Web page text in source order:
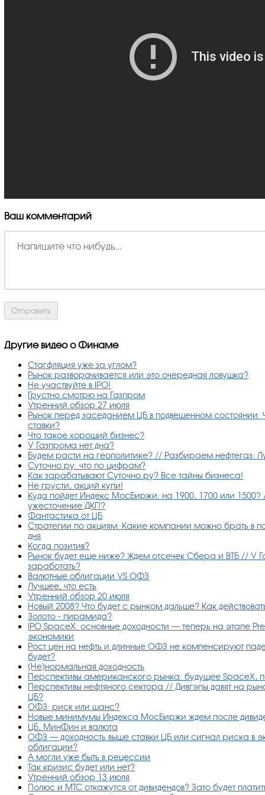
Ваш комментарий
Другие видео о Финаме
Стагфляция уже за углом?
Рынок разворачивается или это очередная ловушка?
Не участвуйте в IPO!
Грустно смотрю на Газпром
Утренний обзор 27 июля
Рынок перед заседанием ЦБ в подвешенном
ставки?
Что такое хороший бизнес?
У Газпрома нет дна?
Будем расти на геополитике? // Разбираем нефтегаз:
Суточно.ру: что по цифрам?
Как зарабатывают Суточно.ру? Все тайны бизнеса!
Не грусти, акций купи!
Куда пойдет Индекс МосБиржи: на 1900, 1700 или
ужесточение ДКП?
Фантастика от ЦБ
Стратегии по акциям. Какие компании можно брать в
дня
Когда позитив?
Рынок будет еще ниже? Ждем отсечек Сбера и ВТБ // У
заработать?
Валютные облигации VS ОФЗ
Лучшее, что есть
Утренний обзор 20 июля
Новый 2008? Что будет с рынком дальше? Как
Золото - пирамида?
IPO SpaceX: основные доходности — теперь на этапе
экономики
Рост цен на нефть и длинные ОФЗ не компенсируют
будет?
(Не)нормальная доходность
Перспективы американского рынка: будущее SpaceX,
Перспективы нефтяного сектора // Дивгэпы давят на
ЦБ?
ОФЗ: риск или шанс?
Новые минимумы Индекса МосБиржи ждем после
ЦБ, МинФин и валюта
ОФЗ — доходность выше ставки ЦБ или сигнал риска в
облигации?
А могли уже быть в рецессии
Так кризис будет или нет?
Утренний обзор 13 июля
Полюс и МТС откажутся от дивидендов? Зато будет